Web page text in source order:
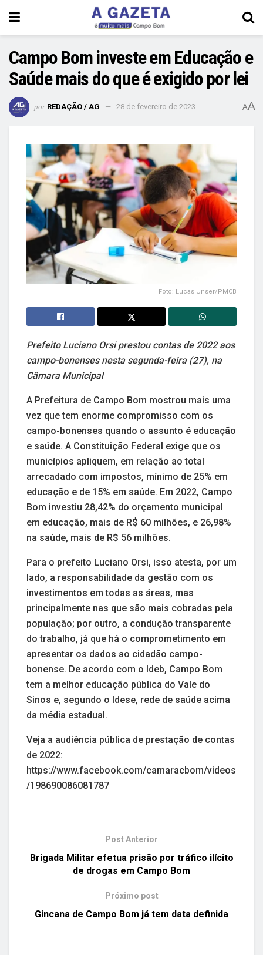
Campo Bom investe em Educação e
Saúde mais do que é exigido por lei
por REDAÇÃO / AG 28 de fevereiro de 2023 AA
Foto: Lucas Unser/PMCB
Prefeito Luciano Orsi prestou contas de 2022 aos
campo-bonenses nesta segunda-feira (27), na
Câmara Municipal
A Prefeitura de Campo Bom mostrou mais uma
vez que tem enorme compromisso com os
campo-bonenses quando o assunto é educação
e saúde. A Constituição Federal exige que os
municípios apliquem, em relação ao total
arrecadado com impostos, mínimo de 25% em
educação e de 15% em saúde. Em 2022, Campo
Bom investiu 28,42% do orçamento municipal
em educação, mais de R$ 60 milhões, e 26,98%
na saúde, mais de R$ 56 milhões.
Para o prefeito Luciano Orsi, isso atesta, por um
lado, a responsabilidade da gestão com os
investimentos em todas as áreas, mas
principalmente nas que são mais cobradas pela
população; por outro, a condução transparente
do trabalho, já que há o comprometimento em
apresentar os dados ao cidadão campo-
bonense. De acordo com o Ideb, Campo Bom
tem a melhor educação pública do Vale do
Sinos e, segundo o Idese, rede de saúde acima
da média estadual.
Veja a audiência pública de prestação de contas
de 2022:
https://www.facebook.com/camaracbom/videos
/198690086081787
Post Anterior
Brigada Militar efetua prisão por tráfico ilícito
de drogas em Campo Bom
Próximo post
Gincana de Campo Bom já tem data definida